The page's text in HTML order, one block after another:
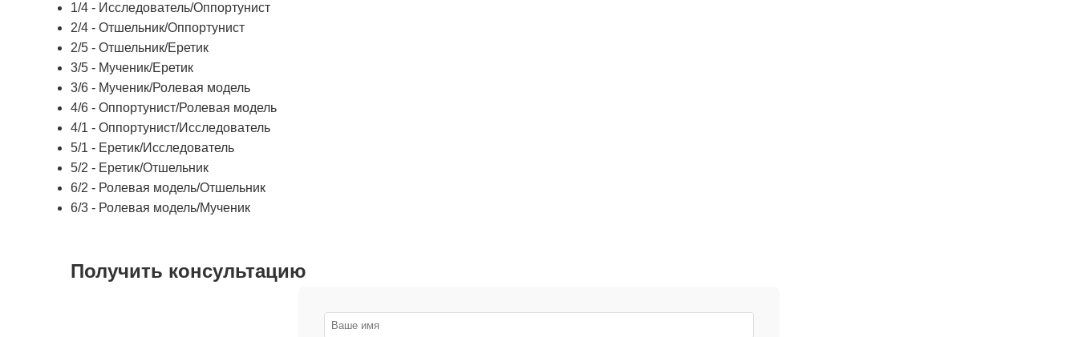
1/4 - Исследователь/Оппортунист
2/4 - Отшельник/Оппортунист
2/5 - Отшельник/Еретик
3/5 - Мученик/Еретик
3/6 - Мученик/Ролевая модель
4/6 - Оппортунист/Ролевая модель
4/1 - Оппортунист/Исследователь
5/1 - Еретик/Исследователь
5/2 - Еретик/Отшельник
6/2 - Ролевая модель/Отшельник
6/3 - Ролевая модель/Мученик
Получить консультацию